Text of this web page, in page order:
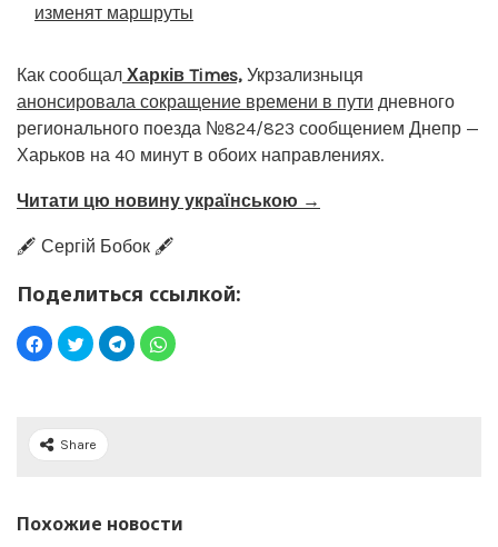
изменят маршруты
Как сообщал Харків Times, Укрзализныця
анонсировала сокращение времени в пути дневного
регионального поезда №824/823 сообщением Днепр —
Харьков на 40 минут в обоих направлениях.
Читати цю новину українською →
🖋️ Сергій Бобок 🖋️
Поделиться ссылкой:
Share
Похожие новости